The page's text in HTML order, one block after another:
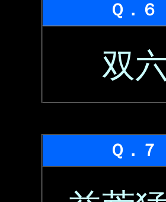
Ｑ．６
双
Ｑ．７